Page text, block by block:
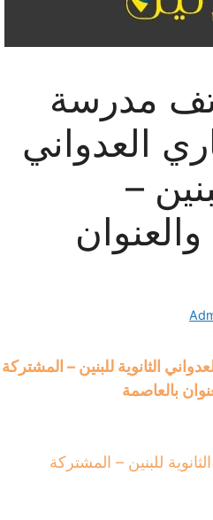
مدرسة
العدواني
–
الثانوية للبنين – المشتركة
بالعاصمة
للبنين – المشتركة